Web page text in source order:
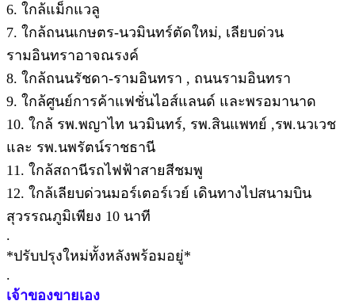
6. ใกล้แม็กแวลู
7. ใกล้ถนนเกษตร-นวมินทร์ตัดใหม่, เลียบด่วน
รามอินทราอาจณรงค์
8. ใกล้ถนนรัชดา-รามอินทรา , ถนนรามอินทรา
9. ใกล้ศูนย์การค้าแฟชั่นไอส์แลนด์ และพรอมานาด
10. ใกล้ รพ.พญาไท นวมินทร์, รพ.สินแพทย์ ,รพ.นวเวช
และ รพ.นพรัตน์ราชธานี
11. ใกล้สถานีรถไฟฟ้าสายสีชมพู
12. ใกล้เลียบด่วนมอร์เตอร์เวย์ เดินทางไปสนามบิน
สุวรรณภูมิเพียง 10 นาที
.
*ปรับปรุงใหม่ทั้งหลังพร้อมอยู่*
.
เจ้าของขายเอง